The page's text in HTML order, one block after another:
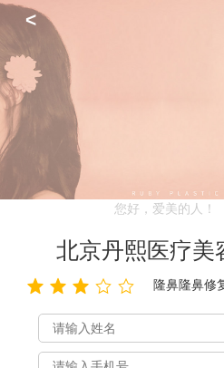
<
您好，爱美的人！
北京丹熙医疗美
隆鼻隆鼻修